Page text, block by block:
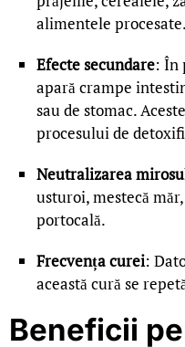
alimentele procesate.
Efecte secundare: În
apară crampe
sau de stomac.
procesului de
Neutralizarea
usturoi, mestecă
portocală.
Frecvența curei:
această cură se
Beneficii